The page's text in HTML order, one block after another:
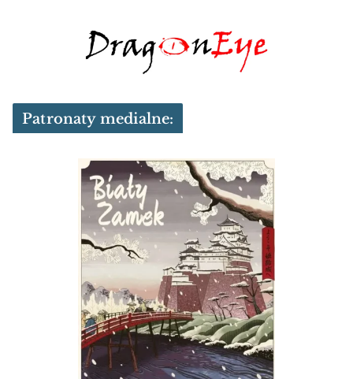
Patronaty medialne: